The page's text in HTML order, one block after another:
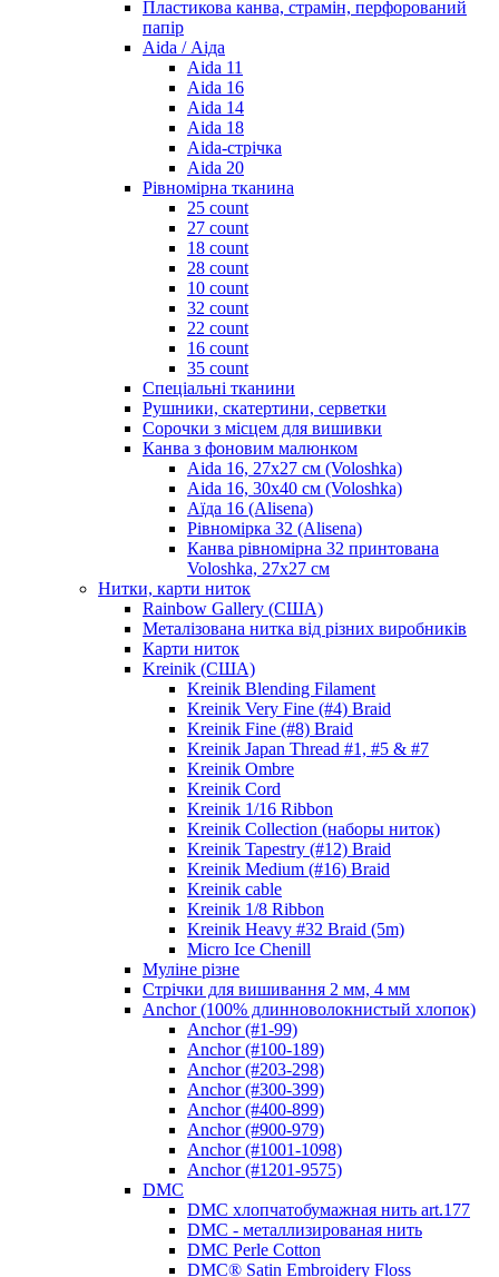
Пластикова канва, страмін, перфорований
папір
Aida / Аіда
Aida 11
Aida 16
Aida 14
Aida 18
Aida-стрічка
Aida 20
Рівномірна тканина
25 count
27 count
18 count
28 count
10 count
32 count
22 count
16 count
35 count
Спеціальні тканини
Рушники, скатертини, серветки
Сорочки з місцем для вишивки
Канва з фоновим малюнком
Aida 16, 27х27 см (Voloshka)
Aida 16, 30х40 см (Voloshka)
Аїда 16 (Alisena)
Рівномірка 32 (Alisena)
Канва рівномірна 32 принтована
Voloshka, 27х27 см
Нитки, карти ниток
Rainbow Gallery (США)
Металізована нитка від різних виробників
Карти ниток
Kreinik (США)
Kreinik Blending Filament
Kreinik Very Fine (#4) Braid
Kreinik Fine (#8) Braid
Kreinik Japan Thread #1, #5 & #7
Kreinik Ombre
Kreinik Cord
Kreinik 1/16 Ribbon
Kreinik Collection (наборы ниток)
Kreinik Tapestry (#12) Braid
Kreinik Medium (#16) Braid
Kreinik cable
Kreinik 1/8 Ribbon
Kreinik Heavy #32 Braid (5m)
Micro Ice Chenill
Муліне різне
Стрічки для вишивання 2 мм, 4 мм
Anchor (100% длинноволокнистый хлопок)
Anchor (#1-99)
Anchor (#100-189)
Anchor (#203-298)
Anchor (#300-399)
Anchor (#400-899)
Anchor (#900-979)
Anchor (#1001-1098)
Anchor (#1201-9575)
DMC
DMC хлопчатобумажная нить art.177
DMC - металлизированая нить
DMC Perle Cotton
DMC® Satin Embroidery Floss